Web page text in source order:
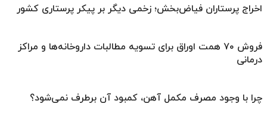
اخراج پرستاران فیاض‌بخش؛ زخمی دیگر بر پیکر پرستاری کشور
فروش ۷۰ همت اوراق برای تسویه مطالبات داروخانه‌ها و مراکز
درمانی
چرا با وجود مصرف مکمل آهن، کمبود آن برطرف نمی‌شود؟